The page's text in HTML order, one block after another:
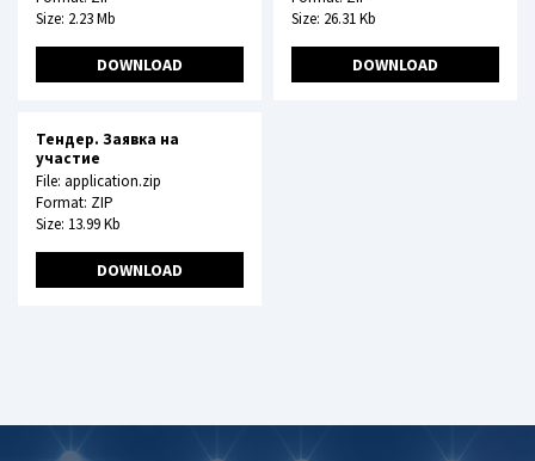
Size: 2.23 Mb
DOWNLOAD
Size: 26.31 Kb
DOWNLOAD
Тендер. Заявка на
участие
File: application.zip
Format: ZIP
Size: 13.99 Kb
DOWNLOAD